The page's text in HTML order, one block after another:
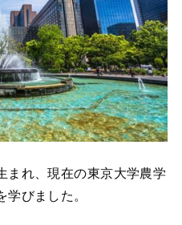
まれ、現在の東京大学農学
びました。